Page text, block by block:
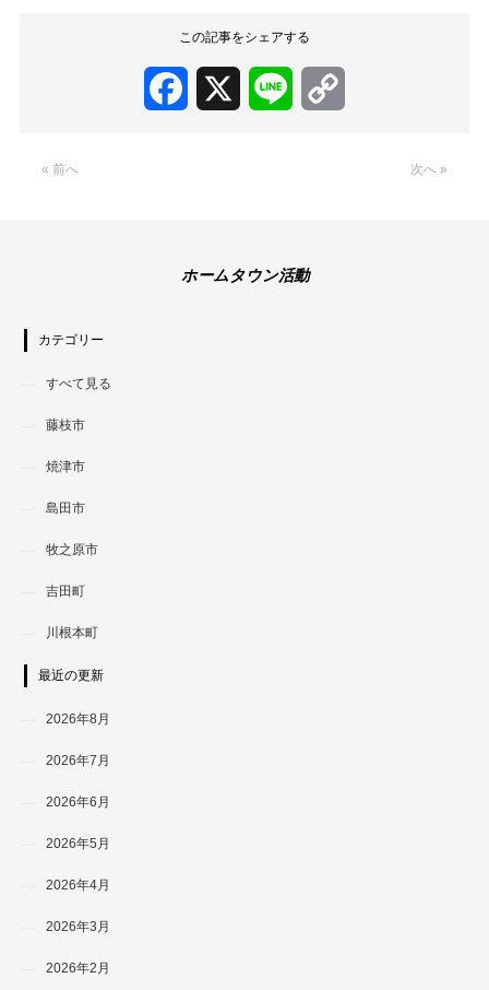
この記事をシェアする
Facebook Line
« 前へ 次へ »
ホームタウン活動
カテゴリー
すべて見る
藤枝市
焼津市
島田市
牧之原市
吉田町
川根本町
最近の更新
2026年8月
2026年7月
2026年6月
2026年5月
2026年4月
2026年3月
2026年2月